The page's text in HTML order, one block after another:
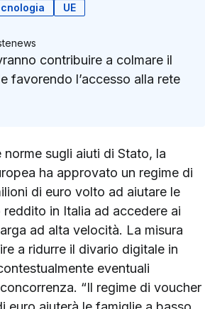
UE
contribuire a colmare il
favorendo l’accesso alla rete
Facebook
norme sugli aiuti di Stato, la
ha approvato un regime di
di euro volto ad aiutare le
in Italia ad accedere ai
ad alta velocità. La misura
a ridurre il divario digitale in
eventuali
“Il regime di voucher